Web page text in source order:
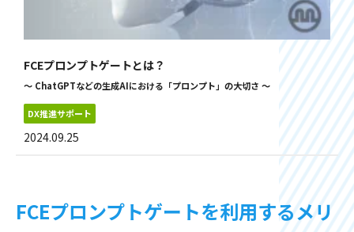
FCEプロンプトゲートとは？
～ ChatGPTなどの生成AIにおける「プロンプト」の大切さ ～
DX推進サポート
2024.09.25
FCEプロンプトゲートを利用するメリ